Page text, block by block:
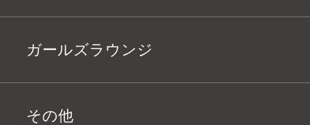
ガールズラウンジ
その他